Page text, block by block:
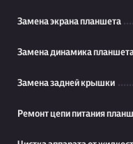
Замена экрана планшета
Замена динамика
Замена задней крышки
Ремонт цепи питания